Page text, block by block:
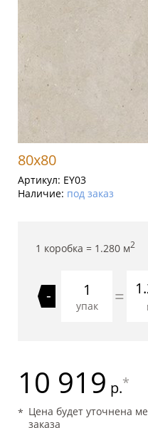
80x80
Артикул: EY03
Наличие: под заказ
1 коробка = 1.280 м2
-
упак =
10 919 р.*
Цена будет уточнена
заказа